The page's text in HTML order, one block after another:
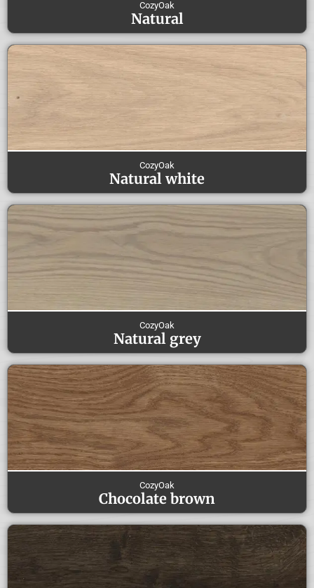
CozyOak
Natural
CozyOak
Natural white
CozyOak
Natural grey
CozyOak
Chocolate brown